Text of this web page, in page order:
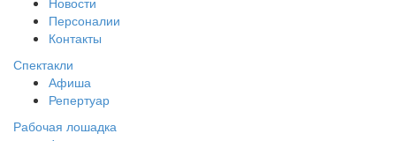
Персоналии
Контакты
Спектакли
Афиша
Репертуар
Рабочая лошадка